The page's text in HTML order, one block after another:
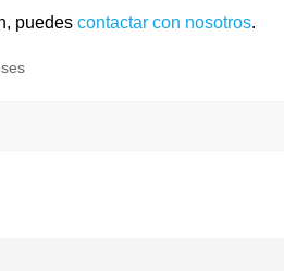
puedes contactar con nosotros.